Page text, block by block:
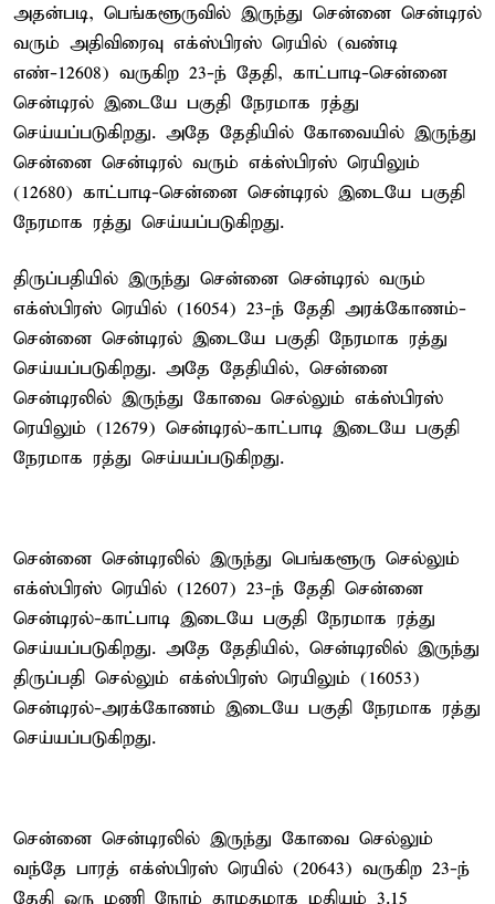
அதன்படி, பெங்களூருவில் இருந்து சென்னை சென்டிரல்
வரும் அதிவிரைவு எக்ஸ்பிரஸ் ரெயில் (வண்டி
எண்-12608) வருகிற 23-ந் தேதி, காட்பாடி-சென்னை
சென்டிரல் இடையே பகுதி நேரமாக ரத்து
செய்யப்படுகிறது. அதே தேதியில் கோவையில் இருந்து
சென்னை சென்டிரல் வரும் எக்ஸ்பிரஸ் ரெயிலும்
(12680) காட்பாடி-சென்னை சென்டிரல் இடையே பகுதி
நேரமாக ரத்து செய்யப்படுகிறது.
திருப்பதியில் இருந்து சென்னை சென்டிரல் வரும்
எக்ஸ்பிரஸ் ரெயில் (16054) 23-ந் தேதி அரக்கோணம்-
சென்னை சென்டிரல் இடையே பகுதி நேரமாக ரத்து
செய்யப்படுகிறது. அதே தேதியில், சென்னை
சென்டிரலில் இருந்து கோவை செல்லும் எக்ஸ்பிரஸ்
ரெயிலும் (12679) சென்டிரல்-காட்பாடி இடையே பகுதி
நேரமாக ரத்து செய்யப்படுகிறது.
சென்னை சென்டிரலில் இருந்து பெங்களூரு செல்லும்
எக்ஸ்பிரஸ் ரெயில் (12607) 23-ந் தேதி சென்னை
சென்டிரல்-காட்பாடி இடையே பகுதி நேரமாக ரத்து
செய்யப்படுகிறது. அதே தேதியில், சென்டிரலில் இருந்து
திருப்பதி செல்லும் எக்ஸ்பிரஸ் ரெயிலும் (16053)
சென்டிரல்-அரக்கோணம் இடையே பகுதி நேரமாக ரத்து
செய்யப்படுகிறது.
சென்னை சென்டிரலில் இருந்து கோவை செல்லும்
வந்தே பாரத் எக்ஸ்பிரஸ் ரெயில் (20643) வருகிற 23-ந்
தேதி ஒரு மணி நேரம் தாமதமாக மதியம் 3.15